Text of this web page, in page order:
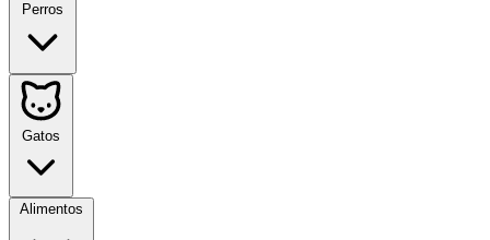
Perros
Gatos
Alimentos